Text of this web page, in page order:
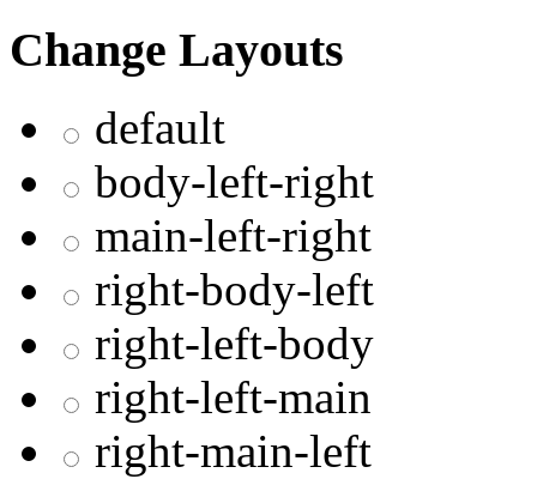
Change Layouts
default
body-left-right
main-left-right
right-body-left
right-left-body
right-left-main
right-main-left